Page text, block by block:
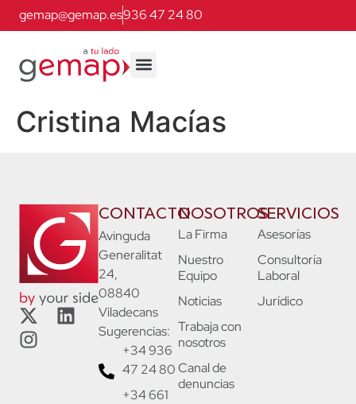
gemap@gemap.es936 47 24 80
Cristina Macías
NOSOTROS
La Firma
Nuestro
Equipo
Noticias
Trabaja con
nosotros
Canal de
denuncias
SERVICIOS
Asesorías
Consultoría
Laboral
Jurídico
CONTACTO
Avinguda
Generalitat
24,
08840
Viladecans
Sugerencias:
+34 936
47 24 80
+34 661